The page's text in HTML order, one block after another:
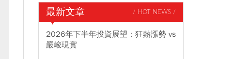
最新文章 / HOT NEWS /
2026年下半年投資展望：狂熱漲勢 vs
嚴峻現實